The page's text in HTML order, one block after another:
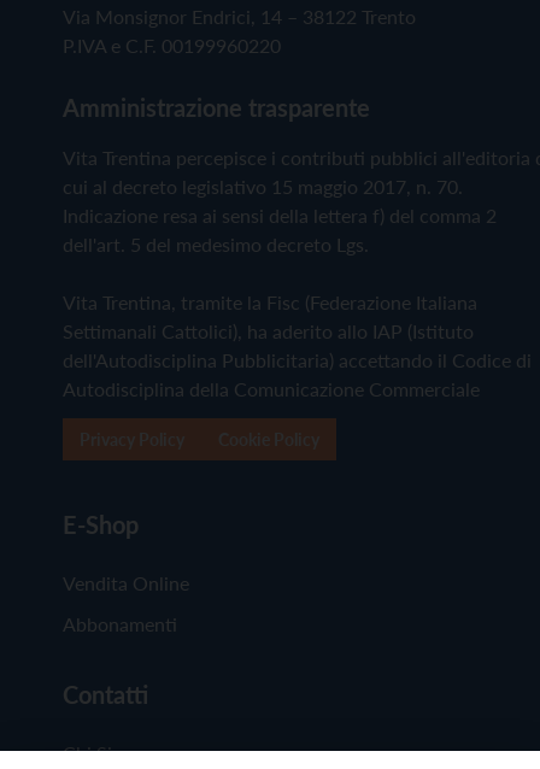
Via Monsignor Endrici, 14 – 38122 Trento
P.IVA e C.F. 00199960220
Amministrazione trasparente
Vita Trentina percepisce i contributi pubblici all'editoria
cui al decreto legislativo 15 maggio 2017, n. 70.
Indicazione resa ai sensi della lettera f) del comma 2
dell'art. 5 del medesimo decreto Lgs.
Vita Trentina, tramite la Fisc (Federazione Italiana
Settimanali Cattolici), ha aderito allo IAP (Istituto
dell'Autodisciplina Pubblicitaria) accettando il Codice di
Autodisciplina della Comunicazione Commerciale
E-Shop
Vendita Online
Abbonamenti
Contatti
Chi Siamo